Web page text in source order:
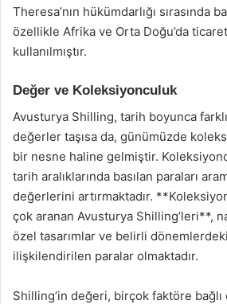
Theresa’nın hükümdarlığı sırasında
özellikle Afrika ve Orta Doğu’da
kullanılmıştır.
Değer ve Koleksiyonculuk
Avusturya Shilling, tarih boyunca
değerler taşısa da, günümüzde
bir nesne haline gelmiştir.
tarih aralıklarında basılan paraları
değerlerini artırmaktadır.
çok aranan Avusturya Shilling’leri**,
özel tasarımlar ve belirli
ilişkilendirilen paralar olmaktadır.
Shilling’in değeri, birçok faktöre bağlı